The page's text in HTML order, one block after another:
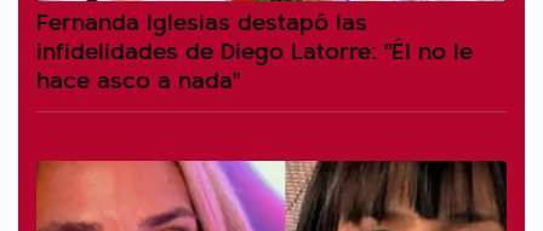
Fernanda Iglesias destapó las
infidelidades de Diego Latorre: "Él no le
hace asco a nada"